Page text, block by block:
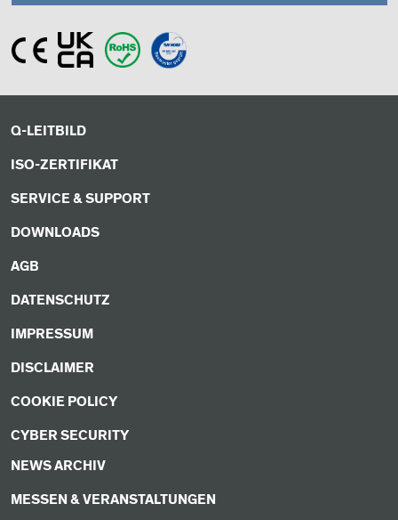
Q-LEITBILD
ISO-ZERTIFIKAT
SERVICE & SUPPORT
DOWNLOADS
AGB
DATENSCHUTZ
IMPRESSUM
DISCLAIMER
COOKIE POLICY
CYBER SECURITY
NEWS ARCHIV
MESSEN & VERANSTALTUNGEN